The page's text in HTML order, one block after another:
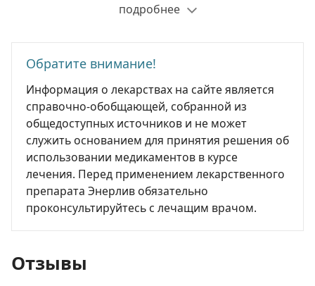
подробнее
Обратите внимание!
Информация о лекарствах на сайте является
справочно-обобщающей, собранной из
общедоступных источников и не может
служить основанием для принятия решения об
использовании медикаментов в курсе
лечения. Перед применением лекарственного
препарата Энерлив обязательно
проконсультируйтесь с лечащим врачом.
Отзывы